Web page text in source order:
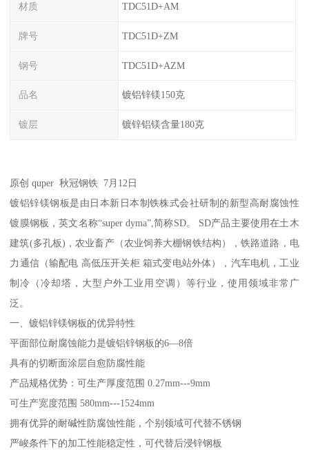
材质 TDC51D+AM
牌号 TDC51D+ZM
钢号 TDC51D+AZM
品名 镀铝锌镁150克
镀层 镀锌铝镁含量180克
原创 quper 秋冠钢铁 7月12日
镀铝锌镁钢板是由日本新日本制铁株式会社研制的新型高耐腐蚀性
镀膜钢板，英文名称“super dyma”,简称SD。 SD产品主要使用在土木
建筑(多孔板)，农业畜产（农业饲养大棚钢铁结构），铁路道路，电
力通信（输配电 高低压开关柜 箱式变电站外体），汽车电机，工业
制冷（冷却塔，大型户外工业用空调）等行业，使用领域非常广
泛。
一、镀铝锌镁钢板的优异特性
平面部位耐腐蚀能力是镀铝锌钢板的6—8倍
具有的切断面涂层自愈防腐性能
产品规格优势：可生产厚度范围 0.27mm---9mm
可生产宽度范围 580mm---1524mm
拥有优异的耐碱性防腐蚀性能，个别领域可代替不锈钢
严峻条件下的加工性能稳定性，可代替后浸锌钢板